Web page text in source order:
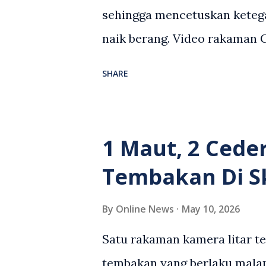
sehingga mencetuskan
naik berang. Video rakaman
wanita terbabit sebelum
pihak. Video berkenaan kini
pelbagai reaksi orang ramai.
SHARE
1 Maut, 2
Tembakan Di
By Online News May 10, 2026
Satu rakaman kamera litar
tembakan yang berlaku